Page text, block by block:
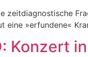
eine »erfundene«
Konzert